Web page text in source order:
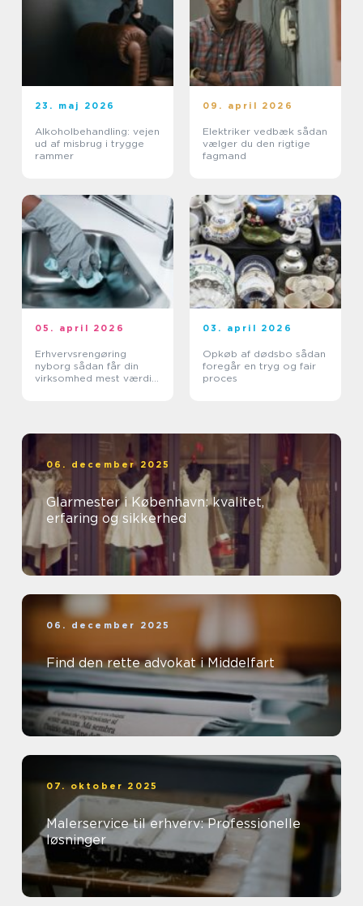
23. maj 2026
Alkoholbehandling: vejen
ud af misbrug i trygge
rammer
09. april 2026
Elektriker vedbæk sådan
vælger du den rigtige
fagmand
05. april 2026
Erhvervsrengøring
nyborg sådan får din
virksomhed mest værdi
03. april 2026
Opkøb af dødsbo sådan
foregår en tryg og fair
proces
06. december 2025
Glarmester i København: kvalitet,
erfaring og sikkerhed
06. december 2025
Find den rette advokat i Middelfart
07. oktober 2025
Malerservice til erhverv: Professionelle
løsninger